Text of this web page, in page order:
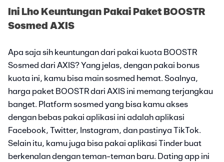
Ini Lho Keuntungan Pakai Paket BOOSTR
Sosmed AXIS
Apa saja sih keuntungan dari pakai kuota BOOSTR
Sosmed dari AXIS? Yang jelas, dengan pakai bonus
kuota ini, kamu bisa main sosmed hemat. Soalnya,
harga paket BOOSTR dari AXIS ini memang terjangkau
banget. Platform sosmed yang bisa kamu akses
dengan bebas pakai aplikasi ini adalah aplikasi
Facebook, Twitter, Instagram, dan pastinya TikTok.
Selain itu, kamu juga bisa pakai aplikasi Tinder buat
berkenalan dengan teman-teman baru. Dating app ini